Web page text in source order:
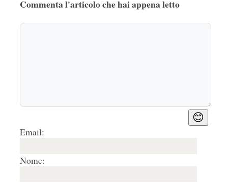
Commenta l'articolo che hai appena letto
😊
Email:
Nome: